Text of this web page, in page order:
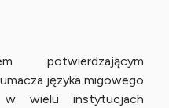
potwierdzającym
języka migowego
wielu instytucjach